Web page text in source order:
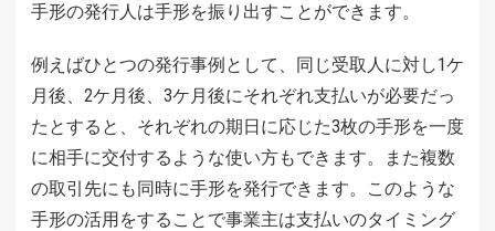
手形の発行人は手形を振り出すことができます。
例えばひとつの発行事例として、同じ受取人に対し1ケ
月後、2ケ月後、3ケ月後にそれぞれ支払いが必要だっ
たとすると、それぞれの期日に応じた3枚の手形を一度
に相手に交付するような使い方もできます。また複数
の取引先にも同時に手形を発行できます。このような
手形の活用をすることで事業主は支払いのタイミング